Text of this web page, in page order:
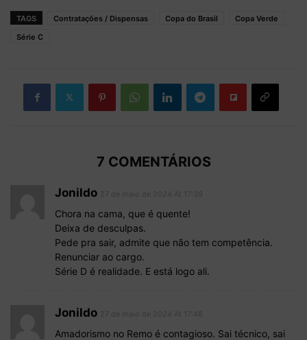
TAGS Contratações / Dispensas Copa do Brasil
Copa Verde
Série C
7 COMENTÁRIOS
Jonildo
Chora na cama, que é quente!
Deixa de desculpas.
Pede pra sair, admite que não tem competência.
Renunciar ao cargo.
Série D é realidade. E está logo ali.
Jonildo
Amadorismo no Remo é contagioso. Sai técnico, sai